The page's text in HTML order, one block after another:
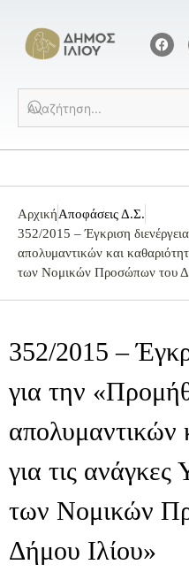
ΑρχικήΑποφάσεις Δ.Σ.
352/2015 – Έγκριση
απολυμαντικών και
των Νομικών Προσώπων του
352/2015 –
για την
απολυμαντικών
για τις
των Νομικών
Δήμου Ιλίου»